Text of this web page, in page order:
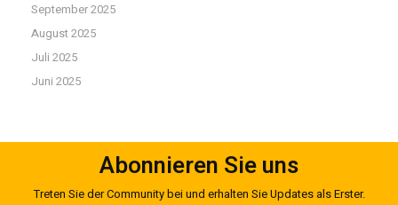
September 2025
August 2025
Juli 2025
Juni 2025
Abonnieren Sie uns
Treten Sie der Community bei und erhalten Sie Updates als Erster.